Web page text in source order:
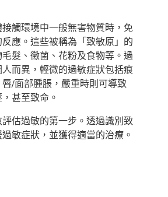
接觸環境中一般無害物質時，免
應。這些被稱為「致敏原」的
髮、黴菌、花粉及食物等。過
而異，輕微的過敏症狀包括痕
/面部腫脹，嚴重時則可導致
甚至致命。
估過敏的第一步。透過識別致
敏症狀，並獲得適當的治療。